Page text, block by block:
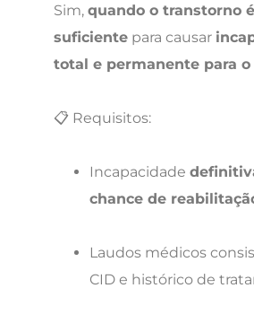
Sim, quando o transtorno
suficiente para causar
total e permanente para
📋 Requisitos:
Incapacidade
chance de
Laudos médicos
CID e histórico de